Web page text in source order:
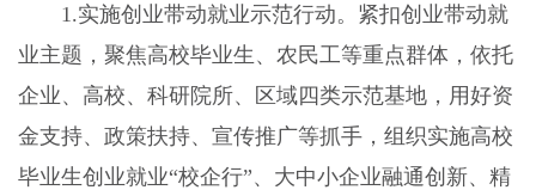
1.实施创业带动就业示范行动。紧扣创业带动就
业主题，聚焦高校毕业生、农民工等重点群体，依托
企业、高校、科研院所、区域四类示范基地，用好资
金支持、政策扶持、宣传推广等抓手，组织实施高校
毕业生创业就业“校企行”、大中小企业融通创新、精